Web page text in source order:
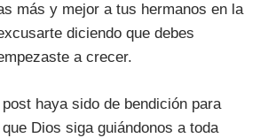
más y mejor a tus hermanos en la
diciendo que debes
a crecer.
haya sido de bendición para
Dios siga guiándonos a toda